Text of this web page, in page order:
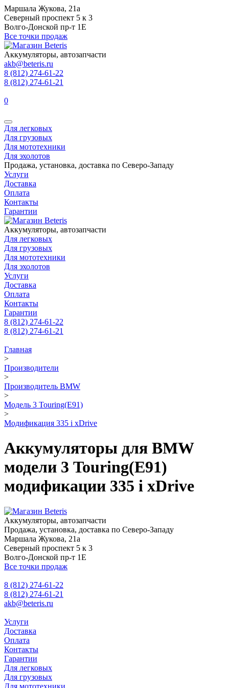
Маршала Жукова, 21а
Северный проспект 5 к 3
Волго-Донской пр-т 1Е
Все точки продаж
Аккумуляторы, автозапчасти
akb@beteris.ru
8 (812) 274-61-22
8 (812) 274-61-21
0
Для легковых
Для грузовых
Для мототехники
Для эхолотов
Продажа, установка, доставка по Северо-Западу
Услуги
Доставка
Оплата
Контакты
Гарантии
Аккумуляторы, автозапчасти
Для легковых
Для грузовых
Для мототехники
Для эхолотов
Услуги
Доставка
Оплата
Контакты
Гарантии
8 (812) 274-61-22
8 (812) 274-61-21
Главная
>
Производители
>
Производитель BMW
>
Модель 3 Touring(E91)
>
Модификация 335 i xDrive
Аккумуляторы для BMW
модели 3 Touring(E91)
модификации 335 i xDrive
Аккумуляторы, автозапчасти
Продажа, установка, доставка по Северо-Западу
Маршала Жукова, 21а
Северный проспект 5 к 3
Волго-Донской пр-т 1Е
Все точки продаж
8 (812) 274-61-22
8 (812) 274-61-21
akb@beteris.ru
Услуги
Доставка
Оплата
Контакты
Гарантии
Для легковых
Для грузовых
Для мототехники